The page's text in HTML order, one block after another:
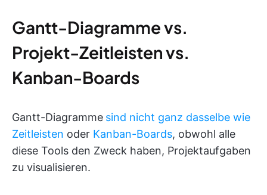
Gantt-Diagramme vs.
Projekt-Zeitleisten vs.
Kanban-Boards
Gantt-Diagramme sind nicht ganz dasselbe wie
Zeitleisten oder Kanban-Boards, obwohl alle
diese Tools den Zweck haben, Projektaufgaben
zu visualisieren.